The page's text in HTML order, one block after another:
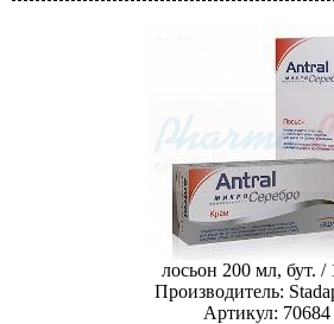
лосьон 200 мл, бут. /
Производитель:
Артикул: 70684